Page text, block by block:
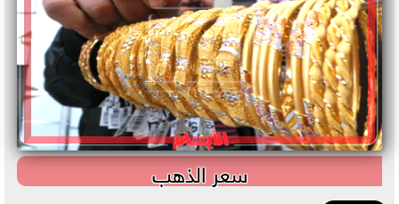
سعر الذهب